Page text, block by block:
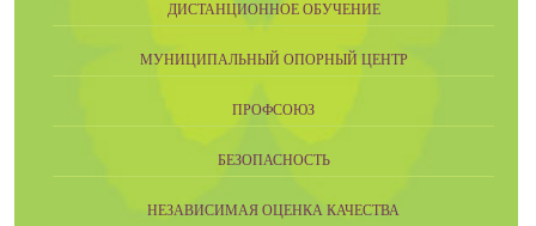
ДИСТАНЦИОННОЕ ОБУЧЕНИЕ
МУНИЦИПАЛЬНЫЙ ОПОРНЫЙ ЦЕНТР
ПРОФСОЮЗ
БЕЗОПАСНОСТЬ
НЕЗАВИСИМАЯ ОЦЕНКА КАЧЕСТВА